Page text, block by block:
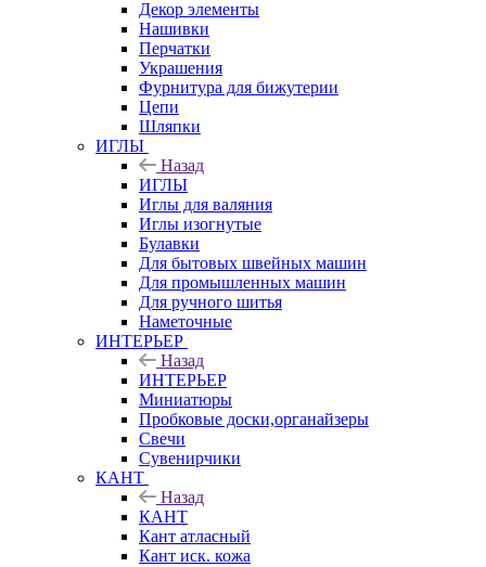
Декор элементы
Нашивки
Перчатки
Украшения
Фурнитура для бижутерии
Цепи
Шляпки
ИГЛЫ
Назад
ИГЛЫ
Иглы для валяния
Иглы изогнутые
Булавки
Для бытовых швейных машин
Для промышленных машин
Для ручного шитья
Наметочные
ИНТЕРЬЕР
Назад
ИНТЕРЬЕР
Миниатюры
Пробковые доски,органайзеры
Свечи
Сувенирчики
КАНТ
Назад
КАНТ
Кант атласный
Кант иск. кожа